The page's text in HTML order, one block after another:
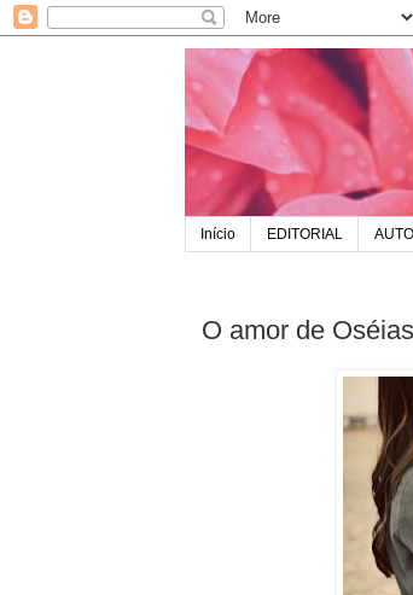
Início EDITORIAL
O amor de